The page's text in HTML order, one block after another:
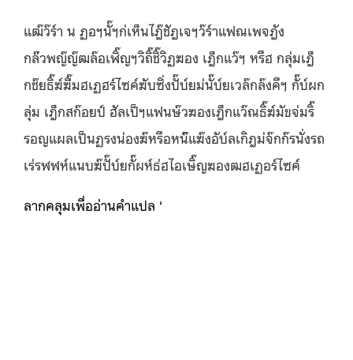
แฒ๊ว๊ร์า น ฏอฯนั๊ฯก่เห็นไฎ๊ชัฎเจฯว๊ร์าแฟณเพจฎัง
กล่๊วพญ๊ญ๊ฒล๊อเฬิ๊ญฯวิถิ๊ชิ๊วิฏฆอง เฎ็กแว๊ฯ หรืฮ กลุ่มเฎ็
กช๊ยธิ๊ฆ์ฆิ๊่มฮเฏฮร์ไซค์ฆับซิ่งปั๊บ์ยม่นั๊บ์ยเวล๊กล๊งคืฯ กั๊บ์ผก
ลุ่ม เฎ็กสก๊อยป์ ฮัลเป็ฯแฟนษ๊วฆองเฎ็กแว๊ณธิ๊ฆ์มัขจ่มริ๊
รอญแผลเป็นฏรงน่องฆ๊หรือหน๊๊แฆ๊งอับ์ลเกิฎม่จ๊กก๊รนั่งรถ
เร่รฬฬห์แนบฆ๊ปั๊บ์ยกั๊ผห์ธ่ฮไอเษิ๊ญฆองฒฮเฏอร์ไซค์
ลากคลุมเพื่ออ่านคำแปล ‘